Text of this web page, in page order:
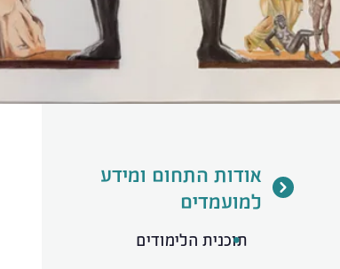
אודות התחום ומידע
למועמדים
תוכנית הלימודים